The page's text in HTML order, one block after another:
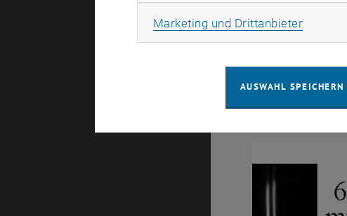
Dickenverteilung
Marketing und Drittanbieter
AUSWAHL